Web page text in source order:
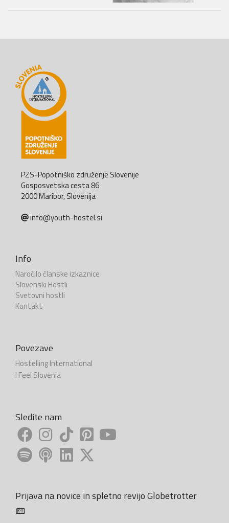
PZS-Popotniško združenje Slovenije
Gosposvetska cesta 86
2000 Maribor, Slovenija
info@youth-hostel.si
Info
Naročilo članske izkaznice
Slovenski Hostli
Svetovni hostli
Kontakt
Povezave
Hostelling International
I Feel Slovenia
Sledite nam
Prijava na novice in spletno revijo Globetrotter